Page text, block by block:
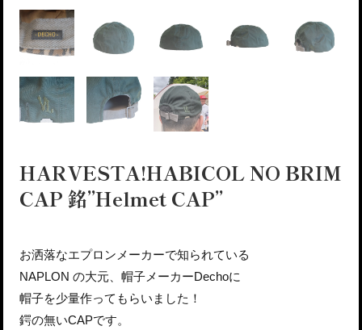
HARVESTA!HABICOL NO BRIM
CAP 銘”Helmet CAP”
お洒落なエプロンメーカーで知られている
NAPLON の大元、帽子メーカーDechoに
帽子を少量作ってもらいました！
鍔の無いCAPです。